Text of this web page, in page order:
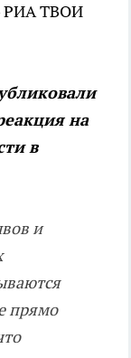
РИА ТВОИ
на
в
и
прямо